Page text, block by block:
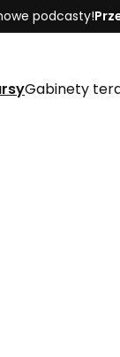
podcasty!
Gabinety